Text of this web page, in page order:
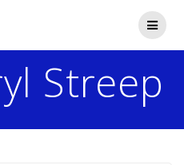
Streep